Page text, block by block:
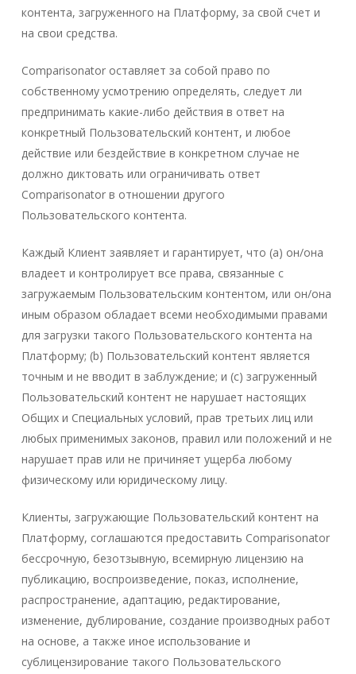
контента, загруженного на Платформу, за свой счет и
на свои средства.
Comparisonator оставляет за собой право по
собственному усмотрению определять, следует ли
предпринимать какие-либо действия в ответ на
конкретный Пользовательский контент, и любое
действие или бездействие в конкретном случае не
должно диктовать или ограничивать ответ
Comparisonator в отношении другого
Пользовательского контента.
Каждый Клиент заявляет и гарантирует, что (a) он/она
владеет и контролирует все права, связанные с
загружаемым Пользовательским контентом, или он/она
иным образом обладает всеми необходимыми правами
для загрузки такого Пользовательского контента на
Платформу; (b) Пользовательский контент является
точным и не вводит в заблуждение; и (c) загруженный
Пользовательский контент не нарушает настоящих
Общих и Специальных условий, прав третьих лиц или
любых применимых законов, правил или положений и не
нарушает прав или не причиняет ущерба любому
физическому или юридическому лицу.
Клиенты, загружающие Пользовательский контент на
Платформу, соглашаются предоставить Comparisonator
бессрочную, безотзывную, всемирную лицензию на
публикацию, воспроизведение, показ, исполнение,
распространение, адаптацию, редактирование,
изменение, дублирование, создание производных работ
на основе, а также иное использование и
сублицензирование такого Пользовательского